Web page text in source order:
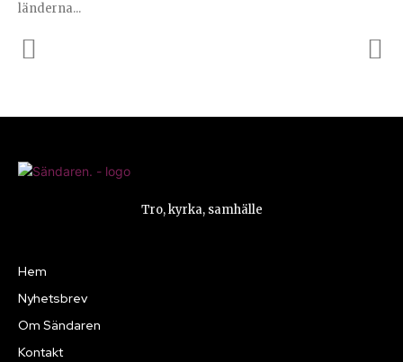
länderna...
Tro, kyrka, samhälle
Hem
Nyhetsbrev
Om Sändaren
Kontakt